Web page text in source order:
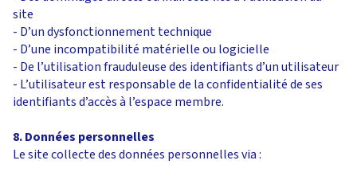
site
- D’un dysfonctionnement technique
- D’une incompatibilité matérielle ou logicielle
- De l’utilisation frauduleuse des identifiants d’un utilisateur
- L’utilisateur est responsable de la confidentialité de ses
identifiants d’accès à l’espace membre.
8. Données personnelles
Le site collecte des données personnelles via :